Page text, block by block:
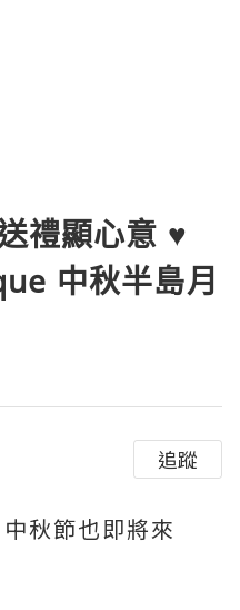
禮顯心意 ♥️
中秋半島月
追蹤
秋節也即將來